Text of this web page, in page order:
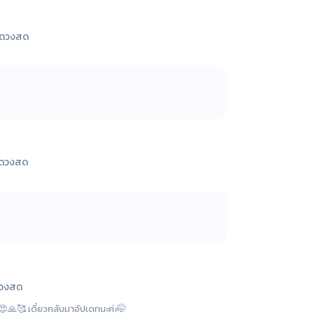
วงสด
วงสด
งสด
เดี๋ยวกลับมาอัปเดทนะค่ะ🤭